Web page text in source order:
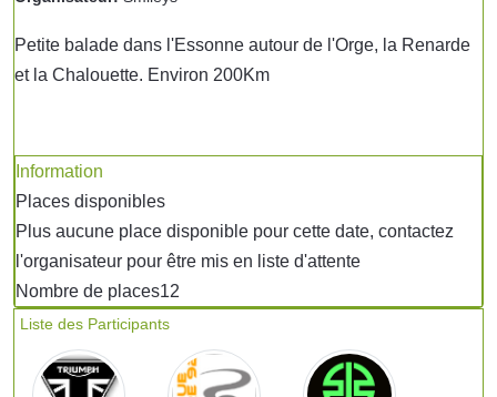
Petite balade dans l'Essonne autour de l'Orge, la Renarde
et la Chalouette. Environ 200Km
Information
Places disponibles
Plus aucune place disponible pour cette date, contactez
l'organisateur pour être mis en liste d'attente
Nombre de places12
Liste des Participants